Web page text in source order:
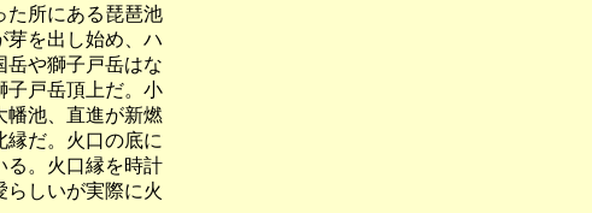
た所にある琵琶池
芽を出し始め、ハ
岳や獅子戸岳はな
子戸岳頂上だ。小
幡池、直進が新燃
だ。火口の底に
る。火口縁を時計
しいが実際に火